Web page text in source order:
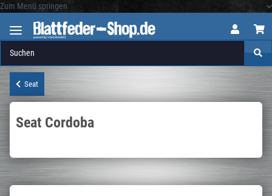
Zum Menü springen
Seat
Seat Cordoba